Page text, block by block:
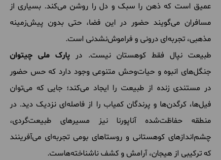
عمیق است که ذهن را سبک و دل را روشن می‌کند. بسیاری از
مسافران می‌گویند حضور در این فضا، حتی بدون پیش‌زمینه
مذهبی، تجربه‌ای درونی و فراموش‌نشدنی است.
طبیعت نپال فقط کوهستان نیست. در پارک ملی چیتوان
جنگل‌های انبوه و حیات‌وحش متنوعی وجود دارد که حس حضور
در مستندی زنده از طبیعت را ایجاد می‌کند؛ جایی که می‌توان
فیل‌ها، کرگدن‌ها و پرندگان کمیاب را از فاصله‌ای نزدیک دید. در
منطقه حفاظت‌شده آناپورنا نیز مسیرهای طبیعت‌گردی،
چشم‌اندازهای کوهستانی و روستاهای بومی تجربه‌ای می‌آفرینند
که ترکیبی از هیجان، آرامش و کشف ناشناخته‌هاست.